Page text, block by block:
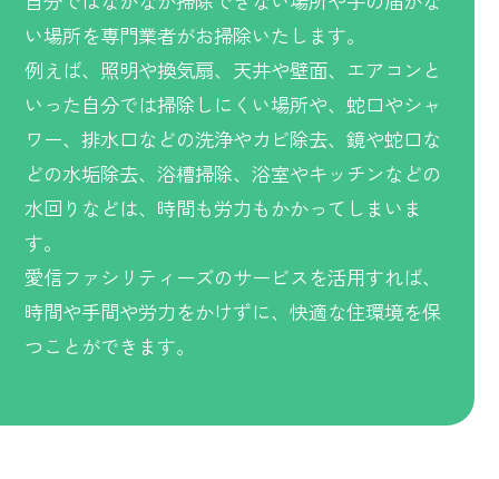
い場所を専門業者がお掃除いたします。
例えば、照明や換気扇、天井や壁面、エアコンと
いった自分では掃除しにくい場所や、蛇口やシャ
ワー、排水口などの洗浄やカビ除去、鏡や蛇口な
どの水垢除去、浴槽掃除、浴室やキッチンなどの
水回りなどは、時間も労力もかかってしまいま
す。
愛信ファシリティーズのサービスを活用すれば、
時間や手間や労力をかけずに、快適な住環境を保
つことができます。